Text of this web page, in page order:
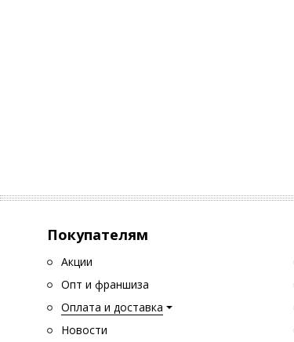
Покупателям
Акции
Опт и франшиза
Оплата и доставка
Новости